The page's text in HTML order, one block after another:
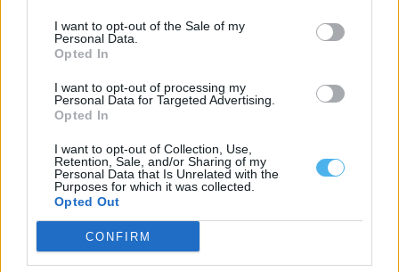
I want to opt-out of the Sale of my
Personal Data.
Opted In
I want to opt-out of processing my
Personal Data for Targeted Advertising.
Opted In
I want to opt-out of Collection, Use,
Retention, Sale, and/or Sharing of my
Personal Data that Is Unrelated with the
Purposes for which it was collected.
Opted Out
CONFIRM
Não são poeiras do deserto: fumo dos incêndios em Espanha
O céu com aspeto esbranquiçado observado esta segunda-feira
em vários pontos do Alentejo não...
27 Julho, 2026 - 16:58